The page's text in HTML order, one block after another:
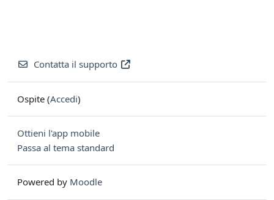
Contatta il supporto
Ospite (Accedi)
Ottieni l'app mobile
Passa al tema standard
Powered by Moodle